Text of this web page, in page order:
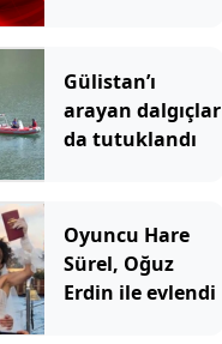
Gülistan’ı
arayan dalgıçlar
da tutuklandı
Oyuncu Hare
Sürel, Oğuz
Erdin ile evlendi